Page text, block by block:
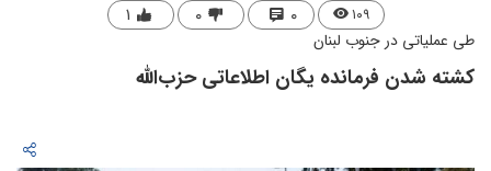
۱۰۹ ۰ ۰ ۱
طی عملیاتی در جنوب لبنان
کشته شدن فرمانده یگان اطلاعاتی حزب‌الله